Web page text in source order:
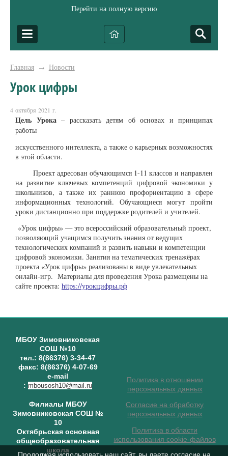
Перейти на полную версию
Главная → Новости
Урок цифры
4 октября 2021 г.
Цель Урока– рассказать детям об основах и принципах
работы
искусственного интеллекта, а также о карьерных возможностях
в этой области.
Проект адресован обучающимся 1-11 классов и направлен
на развитие ключевых компетенций цифровой экономики у
школьников, а также их раннюю профориентацию в сфере
информационных технологий. Обучающиеся могут пройти
уроки дистанционно при поддержке родителей и учителей.
«Урок цифры» — это всероссийский образовательный проект,
позволяющий учащимся получить знания от ведущих
технологических компаний и развить навыки и компетенции
цифровой экономики. Занятия на тематических тренажёрах
проекта «Урок цифры» реализованы в виде увлекательных
онлайн-игр. Материалы для проведения Урока размещены на
сайте проекта: https://урокцифры.рф
МБОУ Зимовниковская
СОШ №10
тел.: 8(86376) 3-34-47
факс: 8(86376) 4-07-69
e-mail
: mbousosh10@mail.ru
Филиалы МБОУ
Зимовниковская СОШ №
10
Октябрьская основная
общеобразовательная
школа
Политика в отношении
персональных данных
Согласие на обработку
персональных данных
Политика в области
использования cookie-файлов